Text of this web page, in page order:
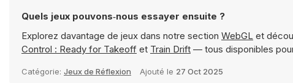
Quels jeux pouvons‑nous essayer ensuite ?
Explorez davantage de jeux dans notre section WebGL et
Control : Ready for Takeoff et Train Drift — tous disponibles
Catégorie: Jeux de Réflexion Ajouté le 27 Oct 2025